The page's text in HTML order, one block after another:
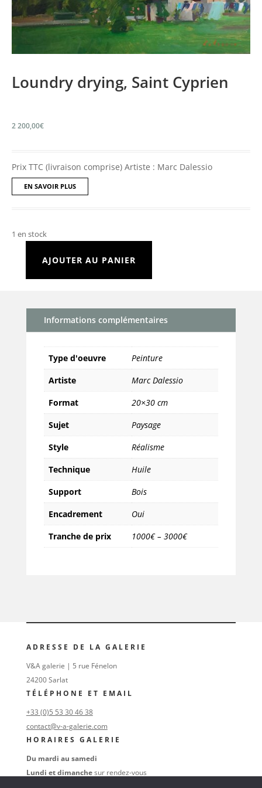
Loundry drying, Saint Cyprien
2 200,00€
Prix TTC (livraison comprise) Artiste : Marc Dalessio
EN SAVOIR PLUS
1 en stock
quantité
drying,
Cyprien
AJOUTER AU PANIER
Informations complémentaires
Type d'oeuvre
Peinture
Artiste
Marc Dalessio
Format
20×30 cm
Sujet
Paysage
Style
Réalisme
Technique
Huile
Support
Bois
Encadrement
Oui
Tranche de prix
1000€ – 3000€
ADRESSE DE LA GALERIE
V&A galerie | 5 rue Fénelon
24200 Sarlat
TÉLÉPHONE ET EMAIL
+33 (0)5 53 30 46 38
contact@v-a-galerie.com
HORAIRES GALERIE
Du mardi au samedi
Lundi et dimanchesur rendez-vous